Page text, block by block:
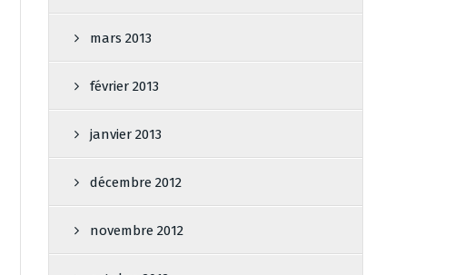
mars 2013
février 2013
janvier 2013
décembre 2012
novembre 2012